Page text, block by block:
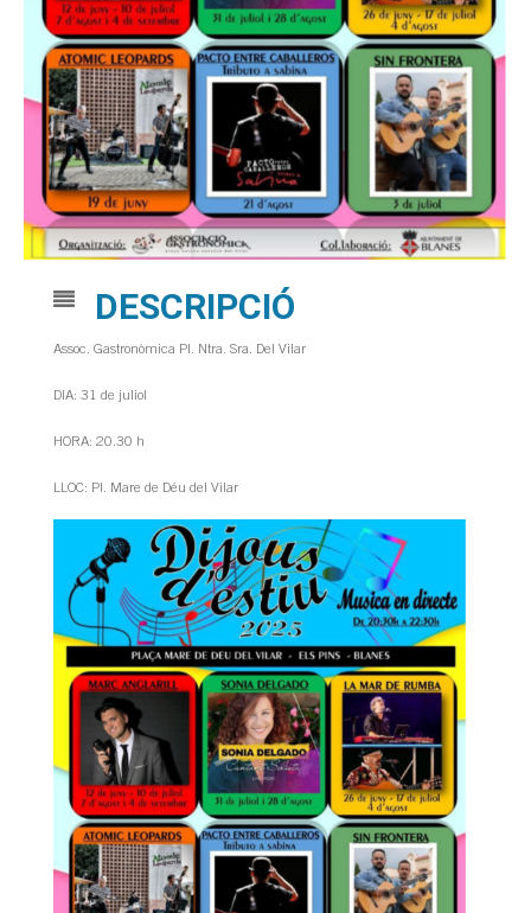
DESCRIPCIÓ
Assoc. Gastronòmica Pl. Ntra. Sra. Del Vilar
DIA: 31 de juliol
HORA: 20.30 h
LLOC: Pl. Mare de Déu del Vilar